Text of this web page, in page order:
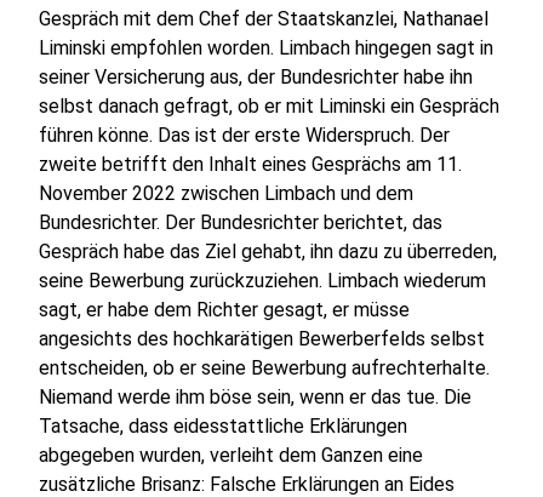
Gespräch mit dem Chef der Staatskanzlei, Nathanael
Liminski empfohlen worden. Limbach hingegen sagt in
seiner Versicherung aus, der Bundesrichter habe ihn
selbst danach gefragt, ob er mit Liminski ein Gespräch
führen könne. Das ist der erste Widerspruch. Der
zweite betrifft den Inhalt eines Gesprächs am 11.
November 2022 zwischen Limbach und dem
Bundesrichter. Der Bundesrichter berichtet, das
Gespräch habe das Ziel gehabt, ihn dazu zu überreden,
seine Bewerbung zurückzuziehen. Limbach wiederum
sagt, er habe dem Richter gesagt, er müsse
angesichts des hochkarätigen Bewerberfelds selbst
entscheiden, ob er seine Bewerbung aufrechterhalte.
Niemand werde ihm böse sein, wenn er das tue. Die
Tatsache, dass eidesstattliche Erklärungen
abgegeben wurden, verleiht dem Ganzen eine
zusätzliche Brisanz: Falsche Erklärungen an Eides